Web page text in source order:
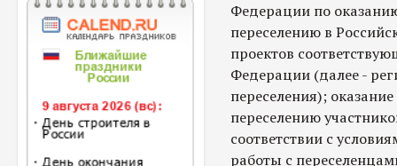
Федерации по
переселению в
проектов
Федерации (далее -
переселения);
переселению
соответствии с
работы с